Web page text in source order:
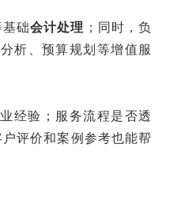
础‌会计处理 ‌；同时，负
析、预算规划等增值服
经验；服务流程是否透
评价和案例参考也能帮